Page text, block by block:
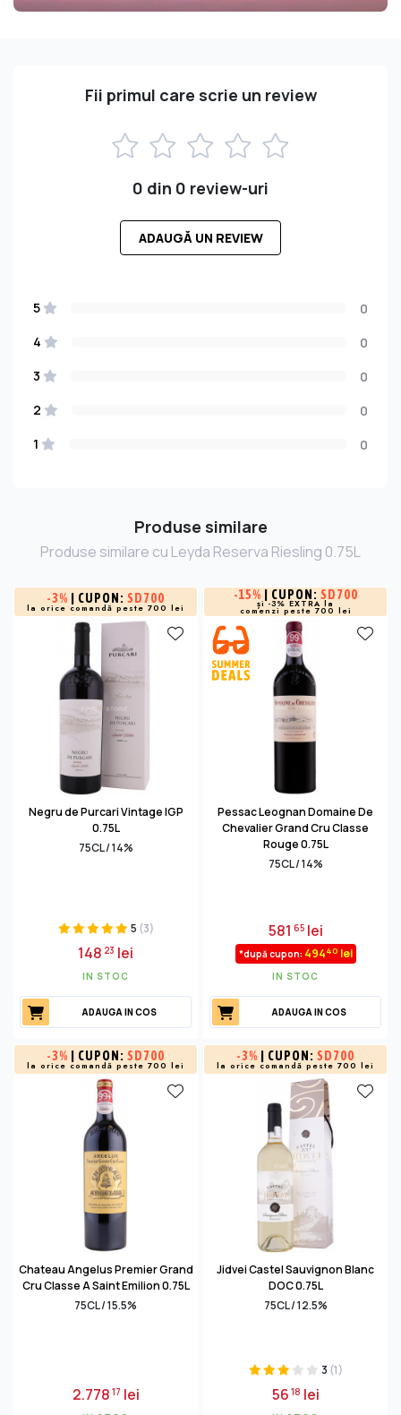
Fii primul care scrie un review
0 din 0 review-uri
ADAUGĂ UN REVIEW
5
0
4
0
3
0
2
0
1
0
Produse similare
Produse similare cu Leyda Reserva Riesling 0.75L
-3% | CUPON: SD700
la orice comandă peste 700 lei
Negru de Purcari Vintage IGP
0.75L
75CL / 14%
5 (3)
148 23 lei
IN STOC
ADAUGA IN COS
-15% | CUPON: SD700
și -3% EXTRA la
comenzi peste 700 lei
Pessac Leognan Domaine De
Chevalier Grand Cru Classe
Rouge 0.75L
75CL / 14%
58165lei
*după cupon: 49440 lei
IN STOC
ADAUGA IN COS
-3% | CUPON: SD700
la orice comandă peste 700 lei
Chateau Angelus Premier Grand
Cru Classe A Saint Emilion 0.75L
75CL / 15.5%
2.77817 lei
-3% | CUPON: SD700
la orice comandă peste 700 lei
Jidvei Castel Sauvignon Blanc
DOC 0.75L
75CL / 12.5%
3 (1)
5618 lei